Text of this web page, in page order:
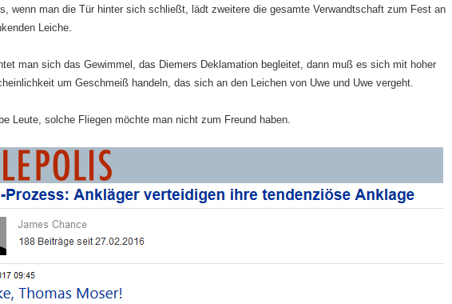
wenn man die Tür hinter sich schließt, lädt zweitere die gesamte Verwandtschaft zum Fest an
Leiche.
man sich das Gewimmel, das Diemers Deklamation begleitet, dann muß es sich mit hoher
um Geschmeiß handeln, das sich an den Leichen von Uwe und Uwe vergeht.
Leute, solche Fliegen möchte man nicht zum Freund haben.